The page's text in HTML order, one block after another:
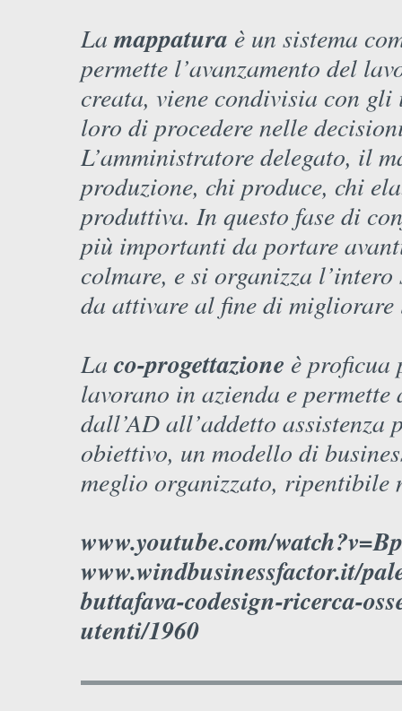
Lamappatura è un sistema
permette l’avanzamento del
creata, viene condivisia con
loro di procedere nelle
L’amministratore delegato, il
produzione, chi produce, chi
produttiva. In questo fase di
più importanti da portare
colmare, e si organizza
da attivare al fine di migliorare
La co-progettazione è proficua
lavorano in azienda e
dall’AD all’addetto
obiettivo, un modello di
meglio organizzato,
www.youtube.com/
www.windbusinessfactor.it/
buttafava-codesign-ricerca-
utenti/1960